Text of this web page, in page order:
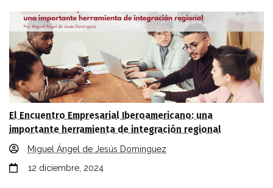
El Encuentro Empresarial Iberoamericano: una
importante herramienta de integración regional
Miguel Ángel de Jesús Domínguez
12 diciembre, 2024